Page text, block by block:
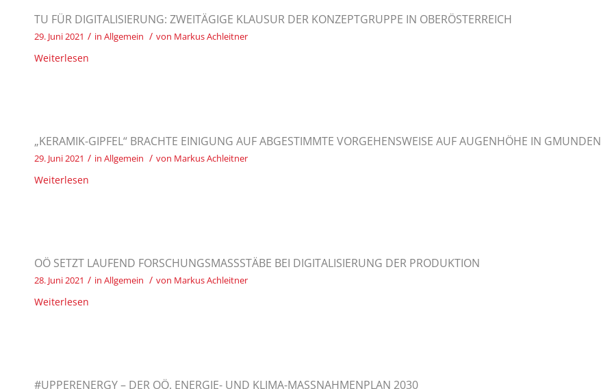
TU FÜR DIGITALISIERUNG: ZWEITÄGIGE KLAUSUR DER KONZEPTGRUPPE IN OBERÖSTERREICH
29. Juni 2021 / in Allgemein / von Markus Achleitner
Weiterlesen
„KERAMIK-GIPFEL“ BRACHTE EINIGUNG AUF ABGESTIMMTE VORGEHENSWEISE AUF AUGENHÖHE IN GMUNDEN
29. Juni 2021 / in Allgemein / von Markus Achleitner
Weiterlesen
OÖ SETZT LAUFEND FORSCHUNGSMASSSTÄBE BEI DIGITALISIERUNG DER PRODUKTION
28. Juni 2021 / in Allgemein / von Markus Achleitner
Weiterlesen
#UPPERENERGY – DER OÖ. ENERGIE- UND KLIMA-MASSNAHMENPLAN 2030